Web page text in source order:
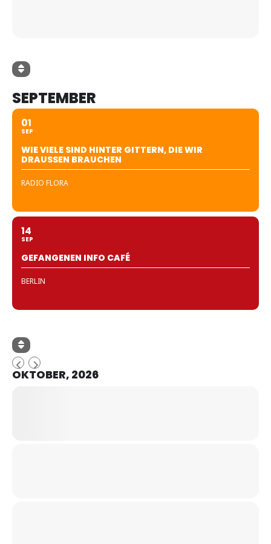
SEPTEMBER
01
SEP
WIE VIELE SIND HINTER GITTERN, DIE WIR
DRAUSSEN BRAUCHEN
RADIO FLORA
14
SEP
GEFANGENEN INFO CAFÉ
BERLIN
OKTOBER, 2026